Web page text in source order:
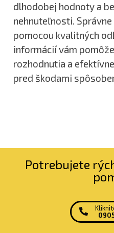
dlhodobej hodnoty a
nehnuteľnosti.
pomocou kvalitných
informácií vám
rozhodnutia a
pred škodami
Potrebujete